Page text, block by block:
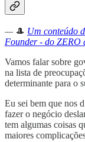
— 🎩 Um conteúdo
Founder - do ZERO
Vamos falar sobre
na lista de
determinante para o
Eu sei bem que nos
fazer o negócio
tem algumas coisas
maiores